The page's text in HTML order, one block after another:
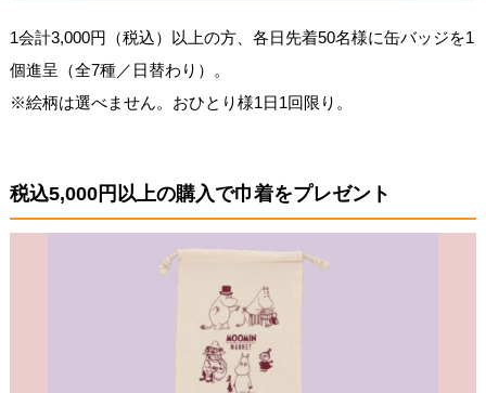
1会計3,000円（税込）以上の方、各日先着50名様に缶バッジを1
個進呈（全7種／日替わり）。
※絵柄は選べません。おひとり様1日1回限り。
税込5,000円以上の購入で巾着をプレゼント